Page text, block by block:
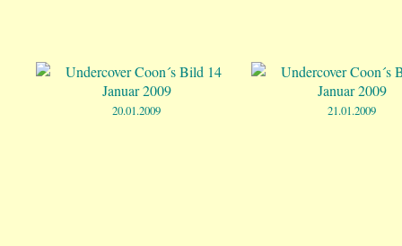
20.01.2009 21.01.2009